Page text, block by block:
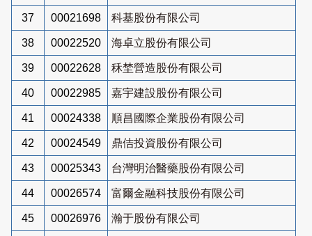
37 00021698 科基股份有限公司
38 00022520 海卓立股份有限公司
39 00022628 秝埜營造股份有限公司
40 00022985 嘉宇建設股份有限公司
41 00024338 順昌國際企業股份有限公司
42 00024549 鼎佶投資股份有限公司
43 00025343 台灣明治醫藥股份有限公司
44 00026574 富爾金融科技股份有限公司
45 00026976 瀚于股份有限公司